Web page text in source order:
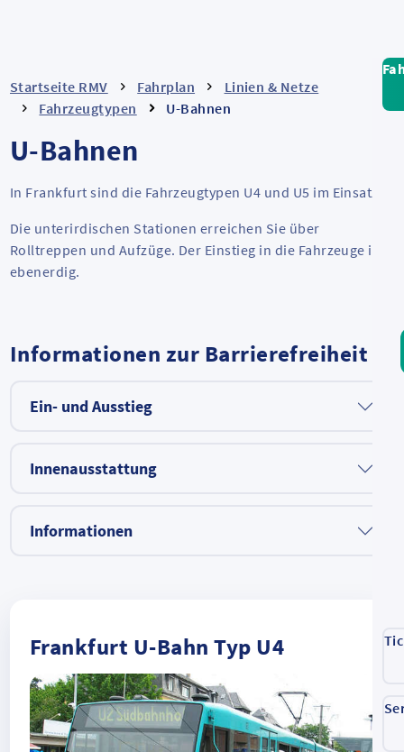
Startseite RMV Fahrplan
Linien & Netze
Fahrzeugtypen
U-Bahnen
U-Bahnen
In Frankfurt sind die Fahrzeugtypen U4 und U5 im Einsatz.
Die unterirdischen Stationen erreichen Sie über
Rolltreppen und Aufzüge. Der Einstieg in die Fahrzeuge ist
ebenerdig.
Informationen zur Barrierefreiheit
Ein- und Ausstieg
Innenausstattung
Informationen
Frankfurt U-Bahn Typ U4